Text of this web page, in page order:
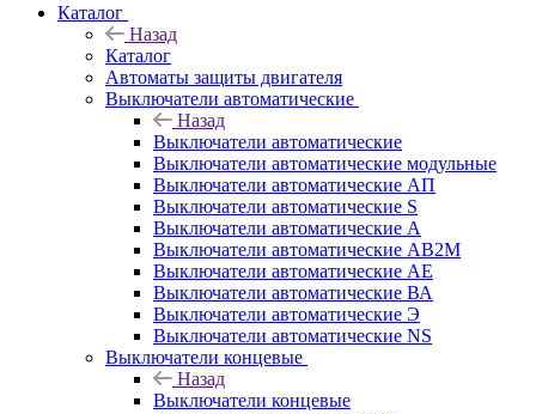
Каталог
Назад
Каталог
Автоматы защиты двигателя
Выключатели автоматические
Назад
Выключатели автоматические
Выключатели автоматические модульные
Выключатели автоматические АП
Выключатели автоматические S
Выключатели автоматические А
Выключатели автоматические АВ2М
Выключатели автоматические АЕ
Выключатели автоматические ВА
Выключатели автоматические Э
Выключатели автоматические NS
Выключатели концевые
Назад
Выключатели концевые